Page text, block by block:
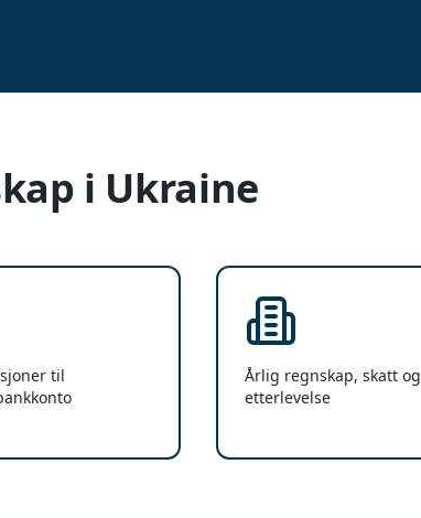
i Ukraine
til
Årlig regnskap, skatt og
etterlevelse